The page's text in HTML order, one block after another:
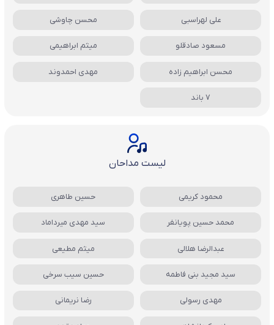
علی لهراسبی محسن چاوشی
مسعود صادقلو میثم ابراهیمی
محسن ابراهیم زاده مهدی احمدوند
7 باند
لیست مداحان
محمود کریمی حسین طاهری
محمد حسین پویانفر سید مهدی میرداماد
عبدالرضا هلالی میثم مطیعی
سید مجید بنی فاطمه حسین سیب سرخی
مهدی رسولی رضا نریمانی